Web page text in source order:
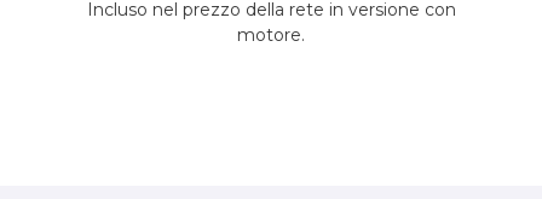
Incluso nel prezzo della rete in versione con
motore.